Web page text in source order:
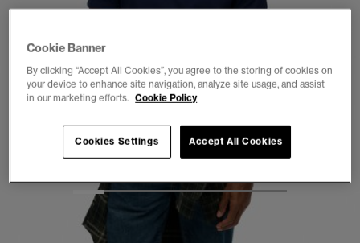
4
Cookie Banner
By clicking “Accept All Cookies”, you agree to the storing of cookies on
your device to enhance site navigation, analyze site usage, and assist
in our marketing efforts. Cookie Policy
Cookies Settings Accept All Cookies